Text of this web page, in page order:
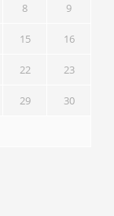
8 9
15 16
22 23
29 30